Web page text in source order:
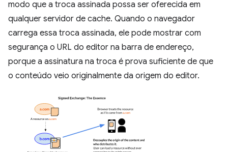
modo que a troca assinada possa ser oferecida em
qualquer servidor de cache. Quando o navegador
carrega essa troca assinada, ele pode mostrar com
segurança o URL do editor na barra de endereço,
porque a assinatura na troca é prova suficiente de que
o conteúdo veio originalmente da origem do editor.